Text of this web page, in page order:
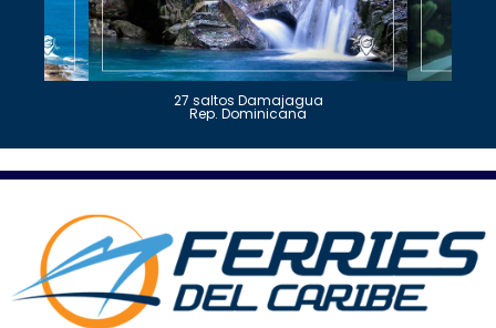
27 saltos Damajagua
Rep. Dominicana